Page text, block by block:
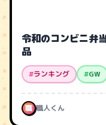
令和のコンビニ弁
品
#ランキング #GW
職 職人くん